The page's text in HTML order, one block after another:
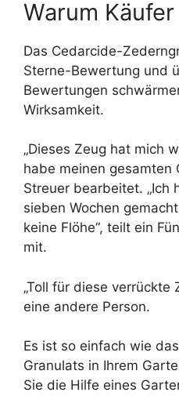
Warum
Das Cedarcide-
Sterne-Bewertung und
Bewertungen
Wirksamkeit.
„Dieses Zeug hat mich
habe meinen gesamten
Streuer bearbeitet. „Ich
sieben Wochen
keine Flöhe“, teilt ein
mit.
„Toll für diese verrückte
eine andere Person.
Es ist so einfach wie
Granulats in Ihrem
Sie die Hilfe eines